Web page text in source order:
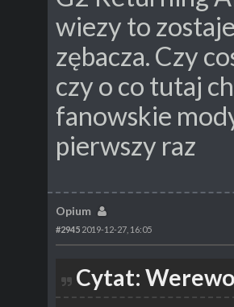
wiezy to
zębacza. Czy
czy o co tutaj
fanowskie
pierwszy raz
Opium
#2945 2019-12-27, 16:05
Cytat: